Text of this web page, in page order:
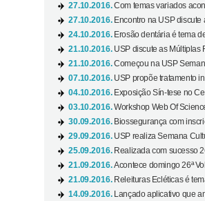
27.10.2016.Com temas variados
27.10.2016. Encontro na USP discute
24.10.2016. Erosão dentária é tema
21.10.2016. USP discute as Múltiplas
21.10.2016.Começou na USP
07.10.2016. USP propõe tratamento
04.10.2016. Exposição Sín-tese no
03.10.2016.Workshop Web Of
30.09.2016. Biossegurança com
29.09.2016. USP realiza Semana
25.09.2016. Realizada com sucesso
21.09.2016.Acontece domingo 26ª
21.09.2016. Releituras Ecléticas é
14.09.2016.
Lançado aplicativo que